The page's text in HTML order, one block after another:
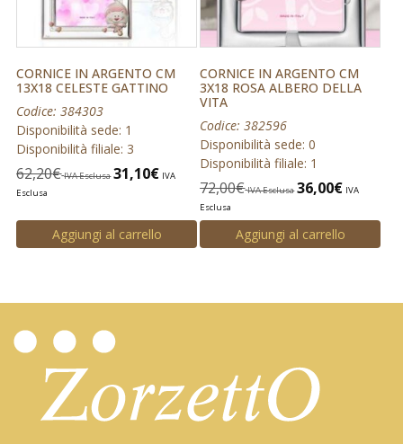
CORNICE IN ARGENTO CM
13X18 CELESTE GATTINO
Codice: 384303
Disponibilità sede: 1
Disponibilità filiale: 3
62,20€ IVA Esclusa 31,10€ IVA
Esclusa
Aggiungi al carrello
CORNICE IN ARGENTO CM
3X18 ROSA ALBERO DELLA
VITA
Codice: 382596
Disponibilità sede: 0
Disponibilità filiale: 1
72,00€ IVA Esclusa 36,00€ IVA
Esclusa
Aggiungi al carrello